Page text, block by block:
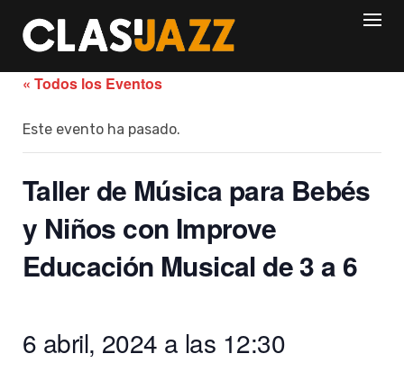
content
« Todos los Eventos
Este evento ha pasado.
Taller de Música para Bebés
y Niños con Improve
Educación Musical de 3 a 6
6 abril, 2024 a las 12:30